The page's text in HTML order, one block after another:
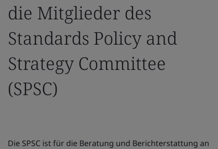
die Mitglieder des
Standards Policy and
Strategy Committee
(SPSC)
Die SPSC ist für die Beratung und Berichterstattung an